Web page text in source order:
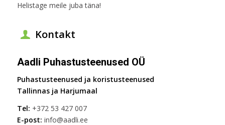
Helistage meile juba täna!
Kontakt
Aadli Puhastusteenused OÜ
Puhastusteenused ja koristusteenused
Tallinnas ja Harjumaal
Tel: +372 53 427 007
E-post: info@aadli.ee